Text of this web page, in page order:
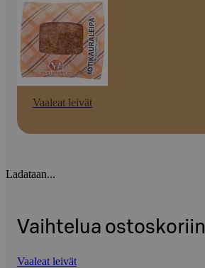
Vaaleat leivät
Ladataan...
Vaihtelua ostoskoriin
Vaaleat leivät